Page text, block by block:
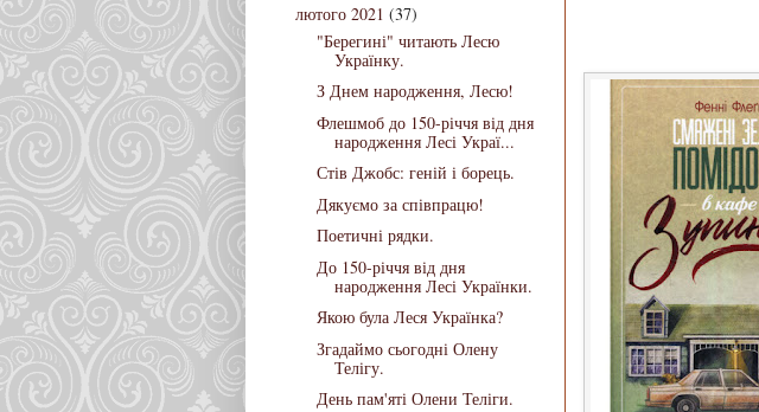
лютого 2021 (37)
"Берегині" читають Лесю
Українку.
З Днем народження, Лесю!
Флешмоб до 150-річчя від дня
народження Лесі Украї...
Стів Джобс: геній і борець.
Дякуємо за співпрацю!
Поетичні рядки.
До 150-річчя від дня
народження Лесі Українки.
Якою була Леся Українка?
Згадаймо сьогодні Олену
Телігу.
День пам'яті Олени Теліги.